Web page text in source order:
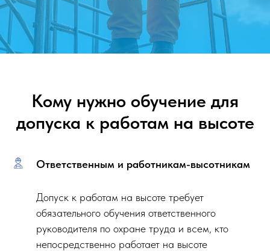
Кому нужно обучение для
допуска к работам на высоте
Ответственным и работникам-высотникам
Допуск к работам на высоте требует
обязательного обучения ответственного
руководителя по охране труда и всем, кто
непосредственно работает на высоте